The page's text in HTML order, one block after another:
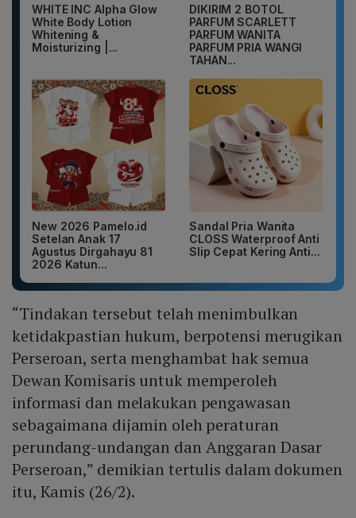
WHITE INC Alpha Glow
White Body Lotion
Whitening &
Moisturizing |...
DIKIRIM 2 BOTOL
PARFUM SCARLETT
PARFUM WANITA
PARFUM PRIA WANGI
TAHAN...
New 2026 Pamelo.id
Setelan Anak 17
Agustus Dirgahayu 81
2026 Katun...
Sandal Pria Wanita
CLOSS Waterproof Anti
Slip Cepat Kering Anti...
“Tindakan tersebut telah menimbulkan
ketidakpastian hukum, berpotensi merugikan
Perseroan, serta menghambat hak semua
Dewan Komisaris untuk memperoleh
informasi dan melakukan pengawasan
sebagaimana dijamin oleh peraturan
perundang-undangan dan Anggaran Dasar
Perseroan,” demikian tertulis dalam dokumen
itu, Kamis (26/2).